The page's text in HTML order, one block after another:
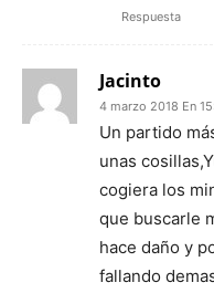
Respuesta
Jacinto
4 marzo 2018 En
Un partido
unas
cogiera los
que buscarle
hace daño y
fallando